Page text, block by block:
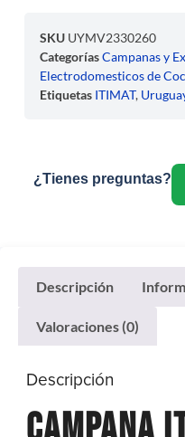
SKU UYMV2330260
CategoríasCampanas y
Electrodomesticos de
Etiquetas ITIMAT,
¿Tienes preguntas?
Descripción
Valoraciones (0)
Descripción